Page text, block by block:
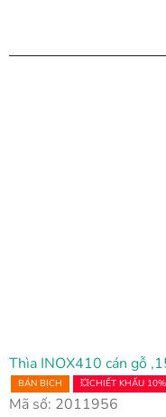
Thìa INOX410 cán gỗ
BÁN BỊCH 💥CHIẾT KHẤU 10%
Mã số: 2011956